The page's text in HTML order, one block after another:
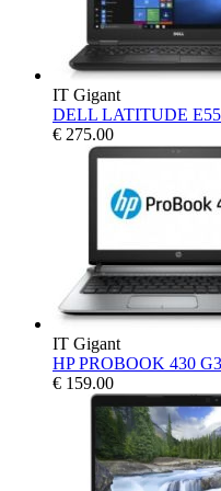
IT Gigant
DELL LATITUDE
€ 275.00
IT Gigant
HP PROBOOK 430
€ 159.00